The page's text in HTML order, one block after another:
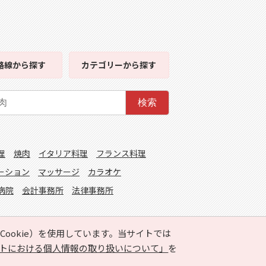
）を使用しています。当サイトでは
における個人情報の取り扱いについて」 を
線から探す カテゴリーから探す
検索
焼肉 イタリア料理
フランス料理
ション マッサージ
カラオケ
院 会計事務所 法律事務所